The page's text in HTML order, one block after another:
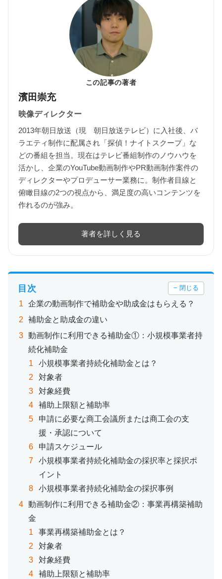
この記事の著者
濱田崇充
映像ディレクター
2013年朝日放送（現 朝日放送テレビ）に入社後、バ
ラエティ制作に配属され「探偵！ナイトスクープ」な
どの番組を担当。現在はテレビ番組制作のノウハウを
活かし、企業のYouTube動画制作やPR動画制作案件の
ディレクターやプロデューサー業務に。制作者目線と
俯瞰目線の2つの視点から、満足度の高いコンテンツを
作れるのが強み。
著者を詳しく見る
目次 − 閉じる
企業の動画制作で補助金や助成金はもらえる？
補助金と助成金の違い
動画制作に利用できる補助金①：小規模事業者持
続化補助金
小規模事業者持続化補助金とは？
対象者
対象経費
補助上限額と補助率
申請に必要な商工会議所または商工会の支
援・承認について
申請スケジュール
小規模事業者持続化補助金の採択率と採択ポ
イント
小規模事業者持続化補助金の採択事例
動画制作に利用できる補助金②：事業再構築補助
金
事業再構築補助金とは？
対象者
対象経費
補助上限額と補助率